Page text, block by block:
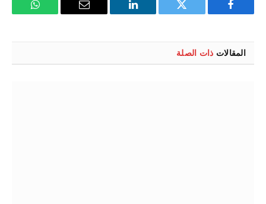
فيسبوك تويتر لينكدإن
البريد
واتساب
المقالات ذات الصلة